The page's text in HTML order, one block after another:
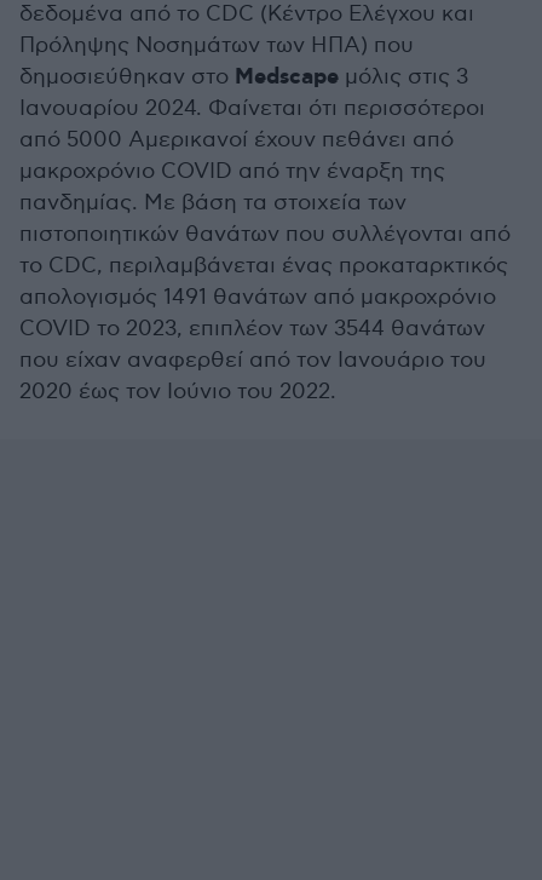
δεδομένα από το CDC (Κέντρο Ελέγχου και
Πρόληψης Νοσημάτων των ΗΠΑ) που
δημοσιεύθηκαν στο Medscape μόλις στις 3
Ιανουαρίου 2024. Φαίνεται ότι περισσότεροι
από 5000 Αμερικανοί έχουν πεθάνει από
μακροχρόνιο COVID από την έναρξη της
πανδημίας. Με βάση τα στοιχεία των
πιστοποιητικών θανάτων που συλλέγονται από
το CDC, περιλαμβάνεται ένας προκαταρκτικός
απολογισμός 1491 θανάτων από μακροχρόνιο
COVID το 2023, επιπλέον των 3544 θανάτων
που είχαν αναφερθεί από τον Ιανουάριο του
2020 έως τον Ιούνιο του 2022.